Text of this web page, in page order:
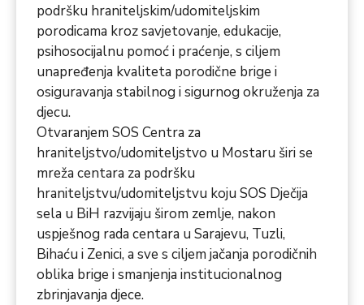
podršku hraniteljskim/udomiteljskim
porodicama kroz savjetovanje, edukacije,
psihosocijalnu pomoć i praćenje, s ciljem
unapređenja kvaliteta porodične brige i
osiguravanja stabilnog i sigurnog okruženja za
djecu.
Otvaranjem SOS Centra za
hraniteljstvo/udomiteljstvo u Mostaru širi se
mreža centara za podršku
hraniteljstvu/udomiteljstvu koju SOS Dječija
sela u BiH razvijaju širom zemlje, nakon
uspješnog rada centara u Sarajevu, Tuzli,
Bihaću i Zenici, a sve s ciljem jačanja porodičnih
oblika brige i smanjenja institucionalnog
zbrinjavanja djece.